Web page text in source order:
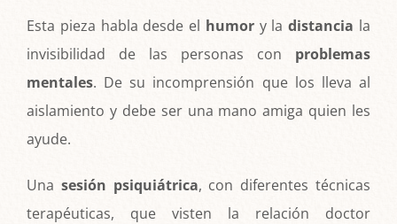
Esta pieza habla desde el humory ladistancia la
invisibilidad de las personas con problemas
mentales. De su incomprensión que los lleva al
aislamiento y debe ser una mano amiga quien les
ayude.
Una sesión psiquiátrica, con diferentes técnicas
terapéuticas, que visten la relación doctor